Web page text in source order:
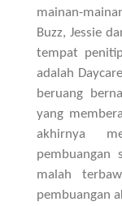
mainan-
Buzz, Jessie
tempat
adalah
beruang
yang
akhirnya
pembuangan
malah
pembuangan